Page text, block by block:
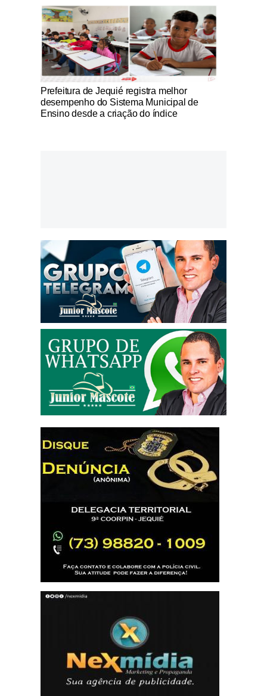
Notícias Católicas
Prefeitura de Jequié registra melhor
desempenho do Sistema Municipal de
Ensino desde a criação do índice